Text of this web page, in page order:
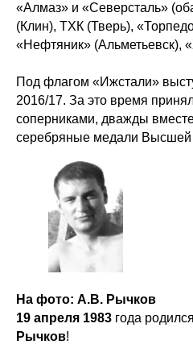
«Алмаз» и «Северсталь»
(Клин), ТХК (Тверь),
«Нефтяник» (Альметьевск),
Под флагом «Ижстали»
2016/17. За это время
соперниками, дважды
серебряные медали Высшей
На фото: А.В. Рычков
19 апреля 1983 года родился
Рычков!